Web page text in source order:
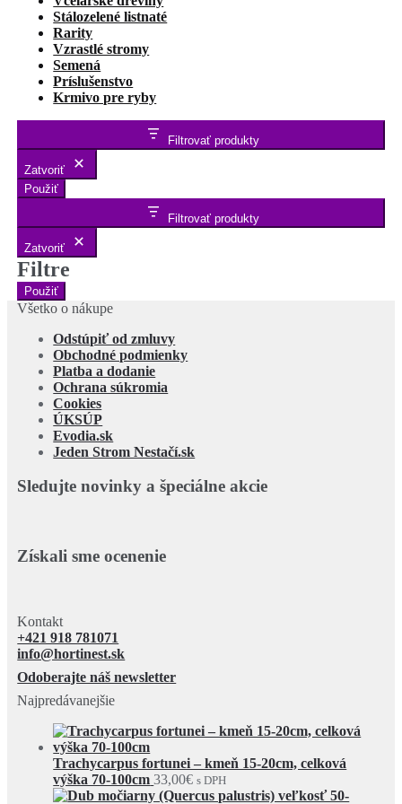
Stálozelené listnaté
Rarity
Vzrastlé stromy
Semená
Príslušenstvo
Krmivo pre ryby
Filtrovať produkty
Zatvoriť
Použiť
Filtrovať produkty
Zatvoriť
Filtre
Použiť
Všetko o nákupe
Odstúpiť od zmluvy
Obchodné podmienky
Platba a dodanie
Ochrana súkromia
Cookies
ÚKSÚP
Evodia.sk
Jeden Strom Nestačí.sk
Sledujte novinky a špeciálne akcie
Získali sme ocenenie
Kontakt
+421 918 781071
info@hortinest.sk
Odoberajte náš newsletter
Najpredávanejšie
Trachycarpus fortunei – kmeň 15-20cm, celková
výška 70-100cm 33,00€ s DPH